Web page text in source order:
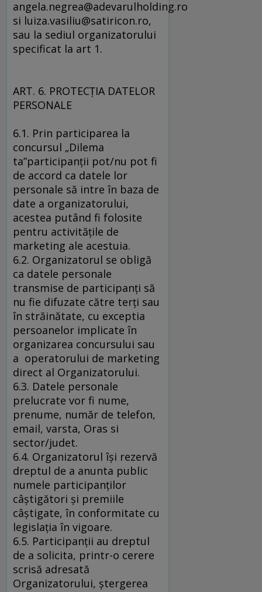
angela.negrea@adevarulholding.ro
si luiza.vasiliu@satiricon.ro,
sau la sediul organizatorului
specificat la art 1.
ART. 6. PROTECŢIA DATELOR
PERSONALE
6.1. Prin participarea la
concursul „Dilema
ta”participanţii pot/nu pot fi
de accord ca datele lor
personale să intre în baza de
date a organizatorului,
acestea putând fi folosite
pentru activităţile de
marketing ale acestuia.
6.2. Organizatorul se obligă
ca datele personale
transmise de participanţi să
nu fie difuzate către terţi sau
în străinătate, cu exceptia
persoanelor implicate în
organizarea concursului sau
a operatorului de marketing
direct al Organizatorului.
6.3. Datele personale
prelucrate vor fi nume,
prenume, număr de telefon,
email, varsta, Oras si
sector/judet.
6.4. Organizatorul îşi rezervă
dreptul de a anunta public
numele participanţilor
câştigători şi premiile
câştigate, în conformitate cu
legislaţia în vigoare.
6.5. Participanţii au dreptul
de a solicita, printr-o cerere
scrisă adresată
Organizatorului, ştergerea